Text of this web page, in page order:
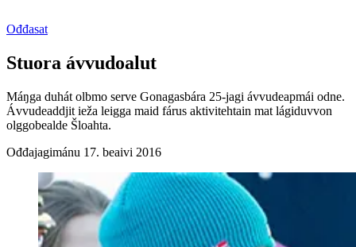
Ođđasat
Stuora ávvudoalut
Máŋga duhát olbmo serve Gonagasbára 25-jagi ávvudeapmái odne.
Ávvudeaddjit ieža leigga maid fárus aktivitehtain mat lágiduvvon
olggobealde Šloahta.
Ođđajagimánu 17. beaivi 2016